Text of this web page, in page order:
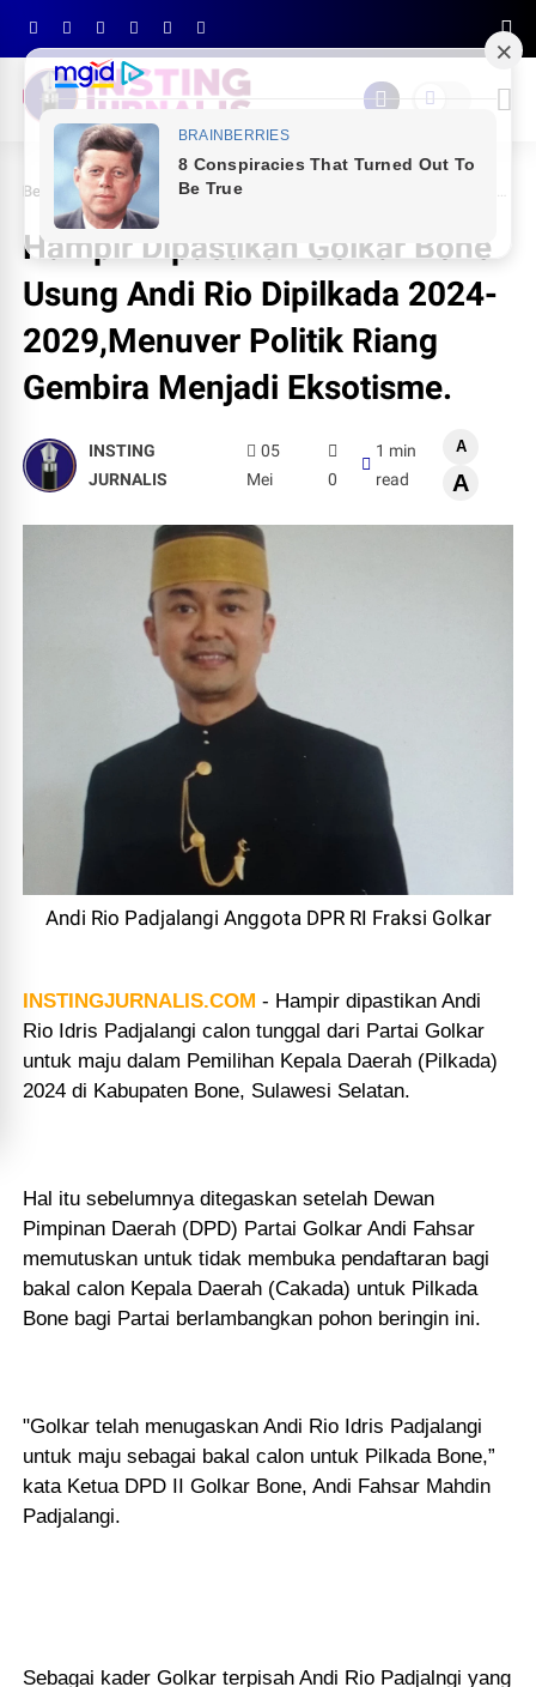
Beranda POLITIK Hampir Dipastikan Golkar Bone Usung Andi Rio Dipilkada 2024-2029,Menuver Politik Riang Gembira Menjadi Eksotisme.
Hampir Dipastikan Golkar Bone
Usung Andi Rio Dipilkada 2024-
2029,Menuver Politik Riang
Gembira Menjadi Eksotisme.
INSTING
JURNALIS
05
Mei
0
1 min
read
A
A
Andi Rio Padjalangi Anggota DPR RI Fraksi Golkar
INSTINGJURNALIS.COM - Hampir dipastikan Andi
Rio Idris Padjalangi calon tunggal dari Partai Golkar
untuk maju dalam Pemilihan Kepala Daerah (Pilkada)
2024 di Kabupaten Bone, Sulawesi Selatan.
Hal itu sebelumnya ditegaskan setelah Dewan
Pimpinan Daerah (DPD) Partai Golkar Andi Fahsar
memutuskan untuk tidak membuka pendaftaran bagi
bakal calon Kepala Daerah (Cakada) untuk Pilkada
Bone bagi Partai berlambangkan pohon beringin ini.
"Golkar telah menugaskan Andi Rio Idris Padjalangi
untuk maju sebagai bakal calon untuk Pilkada Bone,”
kata Ketua DPD II Golkar Bone, Andi Fahsar Mahdin
Padjalangi.
Sebagai kader Golkar terpisah Andi Rio Padjalngi yang